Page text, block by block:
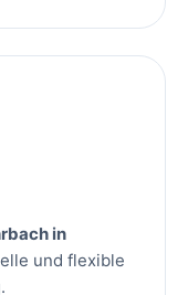
in
und flexible